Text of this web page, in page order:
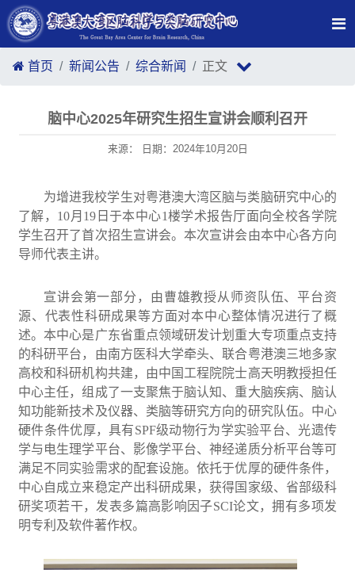
首页 新闻公告 综合新闻 正文
脑中心2025年研究生招生宣讲会顺利召开
来源： 日期：2024年10月20日
为增进我校学生对粤港澳大湾区脑与类脑研究中心的
了解，10月19日于本中心1楼学术报告厅面向全校各学院
学生召开了首次招生宣讲会。本次宣讲会由本中心各方向
导师代表主讲。
宣讲会第一部分，由曹雄教授从师资队伍、平台资
源、代表性科研成果等方面对本中心整体情况进行了概
述。本中心是广东省重点领域研发计划重大专项重点支持
的科研平台，由南方医科大学牵头、联合粤港澳三地多家
高校和科研机构共建，由中国工程院院士高天明教授担任
中心主任，组成了一支聚焦于脑认知、重大脑疾病、脑认
知功能新技术及仪器、类脑等研究方向的研究队伍。中心
硬件条件优厚，具有SPF级动物行为学实验平台、光遗传
学与电生理学平台、影像学平台、神经递质分析平台等可
满足不同实验需求的配套设施。依托于优厚的硬件条件，
中心自成立来稳定产出科研成果，获得国家级、省部级科
研奖项若干，发表多篇高影响因子SCI论文，拥有多项发
明专利及软件著作权。